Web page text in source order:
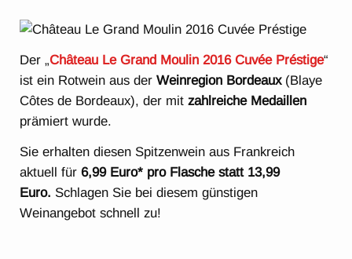
Der „Château Le Grand Moulin 2016 Cuvée Préstige“
ist ein Rotwein aus derWeinregion Bordeaux (Blaye
Côtes de Bordeaux), der mitzahlreiche Medaillen
prämiert wurde.
Sie erhalten diesen Spitzenwein aus Frankreich
aktuell für6,99 Euro* pro Flasche statt 13,99
Euro. Schlagen Sie bei diesem günstigen
Weinangebot schnell zu!